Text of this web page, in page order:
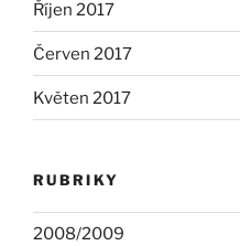
Říjen 2017
Červen 2017
Květen 2017
RUBRIKY
2008/2009